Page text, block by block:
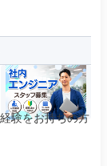
験をお持ちの方